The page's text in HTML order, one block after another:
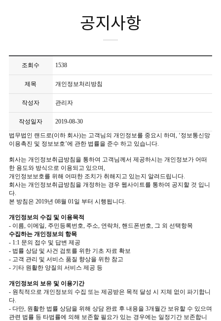
공지사항
조회수 1538
제목 개인정보처리방침
작성자 관리자
작성일자
2019-08-30
법무법인 랜드로(이하 회사)는 고객님의 개인정보를 중요시 하며, ‘정보통신망
이용촉진 및 정보보호’에 관한 법률을 준수 하고 있습니다.
회사는 개인정보취급방침을 통하여 고객님께서 제공하시는 개인정보가 어떠
한 용도와 방식으로 이용되고 있으며,
개인정보보호를 위해 어떠한 조치가 취해지고 있는지 알려드립니다.
회사는 개인정보취급방침을 개정하는 경우 웹사이트를 통하여 공지할 것 입니
다.
본 방침은 2019년 08월 01일 부터 시행됩니다.
개인정보의 수집 및 이용목적
- 이름, 이메일, 주민등록번호, 주소, 연락처, 핸드폰번호, 그 외 선택항목
수집하는 개인정보의 항목
- 1:1 문의 접수 및 답변 제공
- 법률 상담 및 사건 검토를 위한 기초 자료 확보
- 고객 관리 및 서비스 품질 향상을 위한 참고
- 기타 원활한 양질의 서비스 제공 등
개인정보의 보유 및 이용기간
- 원칙적으로 개인정보의 수집 또는 제공받은 목적 달성 시 지체 없이 파기합니
다.
- 다만, 원활한 법률 상담을 위해 상담 완료 후 내용을 3개월간 보유할 수 있으며
관련 법률 등 타법률에 의해 보존할 필요가 있는 경우에는 일정기간 보존합니